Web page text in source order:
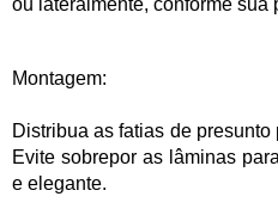
Montagem:
Distribua as fatias de
Evite sobrepor as lâminas
e elegante.